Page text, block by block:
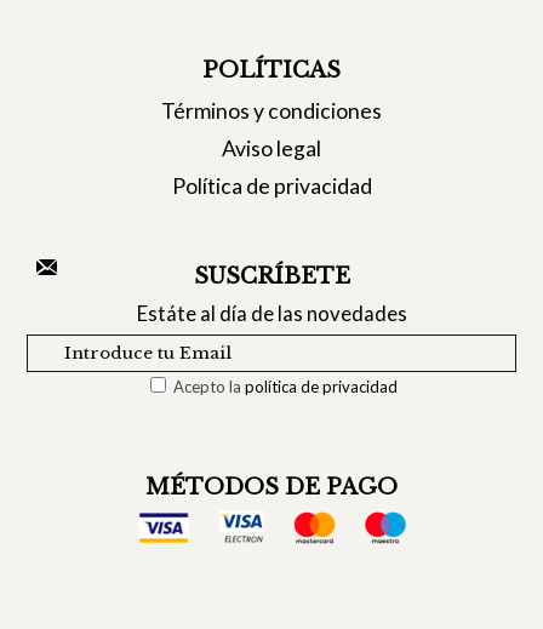
POLÍTICAS
Términos y condiciones
Aviso legal
Política de privacidad
SUSCRÍBETE
Estáte al día de las novedades
Acepto la política de privacidad
MÉTODOS DE PAGO